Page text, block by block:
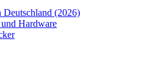
Deutschland (2026)
Hardware